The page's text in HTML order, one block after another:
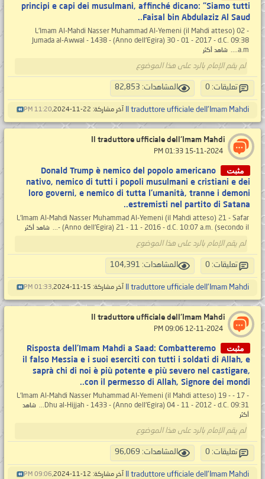
principi e capi dei musulmani, affinché dicano: "Siamo tutti
Faisal bin Abdulaziz Al Saud..
L'Imam Al-Mahdi Nasser Muhammad Al-Yemeni (il Mahdi atteso) 02 -
Jumada al-Awwal - 1438 - (Anno dell'Egira) 30 - 01 - 2017 - d.C. 09:38
a.m....
شاهد أكثر
لم يقم الإمام بالرد على هذا الموضوع
تعليقات: 0 المشاهدات: 82,853
Il traduttore ufficiale dell'Imam Mahdi آخر مشاركة: 22-11-2024, 11:20 PM
Il traduttore ufficiale dell'Imam Mahdi
مثبت
Donald Trump è nemico del popolo americano
nativo, nemico di tutti i popoli musulmani e cristiani e dei
loro governi, e nemico di tutta l'umanità, tranne i demoni
estremisti nel partito di Satana..
L'Imam Al-Mahdi Nasser Muhammad Al-Yemeni (il Mahdi atteso) 21 - Safar
- (Anno dell'Egira) 21 - 11 - 2016 - d.C. 10:07 a.m. (secondo il...
شاهد أكثر
لم يقم الإمام بالرد على هذا الموضوع
تعليقات: 0 المشاهدات: 104,391
Il traduttore ufficiale dell'Imam Mahdi آخر مشاركة: 15-11-2024, 01:33 PM
Il traduttore ufficiale dell'Imam Mahdi
مثبت
Risposta dell'Imam Mahdi a Saad: Combatteremo
il falso Messia e i suoi eserciti con tutti i soldati di Allah, e
saprà chi di noi è più potente e più severo nel castigare,
con il permesso di Allah, Signore dei mondi..
- 17 - L'Imam Al-Mahdi Nasser Muhammad Al-Yemeni (il Mahdi atteso) 19 -
Dhu al-Hijjah - 1433 - (Anno dell'Egira) 04 - 11 - 2012 - d.C. 09:31...
شاهد
أكثر
لم يقم الإمام بالرد على هذا الموضوع
تعليقات: 0 المشاهدات: 96,069
Il traduttore ufficiale dell'Imam Mahdi آخر مشاركة: 12-11-2024, 09:06 PM